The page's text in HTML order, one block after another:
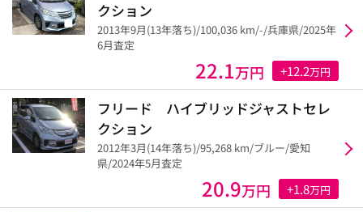
クション
2013年9月(13年落ち)/100,036 km/-/兵庫県/2025年
6月査定
22.1万円 +12.2万円
フリード ハイブリッドジャストセレ
クション
2012年3月(14年落ち)/95,268 km/ブルー/愛知
県/2024年5月査定
20.9万円 +1.8万円